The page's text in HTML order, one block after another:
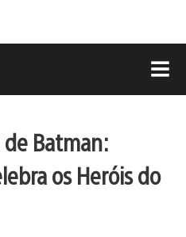
Batman:
os Heróis do